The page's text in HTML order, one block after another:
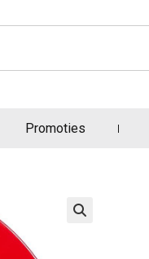
Promoties